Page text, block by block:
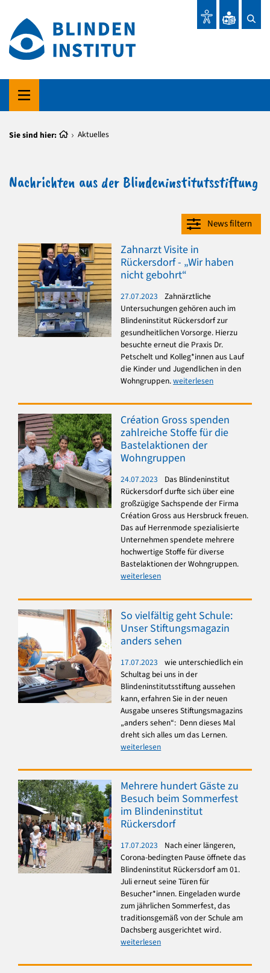
Sie sind hier: Aktuelles
Nachrichten aus der Blindeninstitutsstiftung
News filtern
Zahnarzt Visite in
Rückersdorf - „Wir haben
nicht gebohrt“
27.07.2023
Zahnärztliche
Untersuchungen gehören auch im
Blindeninstitut Rückersdorf zur
gesundheitlichen Vorsorge. Hierzu
besuchte erneut die Praxis Dr.
Petschelt und Kolleg*innen aus Lauf
die Kinder und Jugendlichen in den
Wohngruppen.weiterlesen
Création Gross spenden
zahlreiche Stoffe für die
Bastelaktionen der
Wohngruppen
24.07.2023
Das Blindeninstitut
Rückersdorf durfte sich über eine
großzügige Sachspende der Firma
Création Gross aus Hersbruck freuen.
Das auf Herrenmode spezialisierte
Unternehmen spendete mehrere
hochwertige Stoffe für diverse
Bastelaktionen der Wohngruppen.
weiterlesen
So vielfältig geht Schule:
Unser Stiftungsmagazin
anders sehen
17.07.2023
wie unterschiedlich ein
Schultag bei uns in der
Blindeninstitutsstiftung aussehen
kann, erfahren Sie in der neuen
Ausgabe unseres Stiftungsmagazins
„anders sehen“: Denn dieses Mal
dreht sich alles um das Lernen.
weiterlesen
Mehrere hundert Gäste zu
Besuch beim Sommerfest
im Blindeninstitut
Rückersdorf
17.07.2023
Nach einer längeren,
Corona-bedingten Pause öffnete das
Blindeninstitut Rückersdorf am 01.
Juli erneut seine Türen für
Besucher*innen. Eingeladen wurde
zum jährlichen Sommerfest, das
traditionsgemäß von der Schule am
Dachsberg ausgerichtet wird.
weiterlesen